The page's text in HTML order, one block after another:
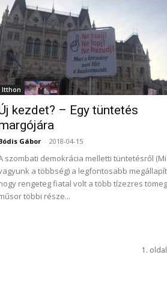
Itthon
kezdet? – Egy tüntetés
Gábor - 2018-04-15
szombati demokrácia melletti tüntetésről (Mi
a többség) a legfontosabb
rengeteg fiatal volt a több tízezres
többi része...
1.